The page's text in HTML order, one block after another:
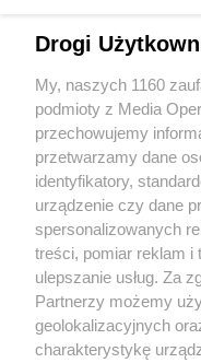
Karambol na DTŚ
4 / 6
Karambol
Trudny poranek na
r., na Drogowej
karambolu. Droga w
Wydawca mediów
Nie zapomnij
zapoznać się z:
polityką
Twojemiasto
Piekary Śląskie
Chorzów
Tarnowskie Góry
Drogi
My, naszych 1160
podmioty z Media
przechowujemy
przetwarzamy dane
identyfikatory,
urządzenie czy dane
spersonalizowanych
treści, pomiar reklam i
ulepszanie usług. Za
Partnerzy możemy
geolokalizacyjnych
charakterystykę